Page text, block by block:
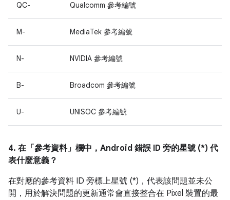
QC- Qualcomm 參考編號
M- MediaTek 參考編號
N- NVIDIA 參考編號
B- Broadcom 參考編號
U- UNISOC 參考編號
4. 在「參考資料」 欄中，Android 錯誤 ID 旁的星號 (*) 代
表什麼意義？
在對應的參考資料 ID 旁標上星號 (*)，代表該問題並未公
開，用於解決問題的更新通常會直接整合在 Pixel 裝置的最